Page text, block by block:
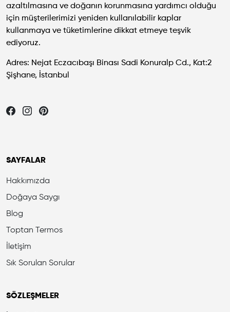
azaltılmasına ve doğanın korunmasına yardımcı olduğu
için müşterilerimizi yeniden kullanılabilir kaplar
kullanmaya ve tüketimlerine dikkat etmeye teşvik
ediyoruz.
Adres: Nejat Eczacıbaşı Binası Sadi Konuralp Cd., Kat:2
Şişhane, İstanbul
Let's be friends...
SAYFALAR
Hakkımızda
Doğaya Saygı
Blog
Toptan Termos
İletişim
Sık Sorulan Sorular
SÖZLEŞMELER